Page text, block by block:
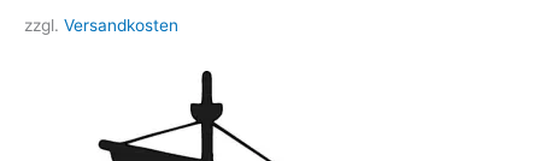
zzgl. Versandkosten